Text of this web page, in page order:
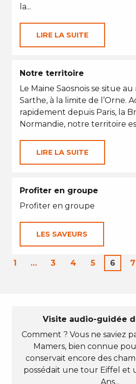
la...
LIRE LA SUITE
Notre territoire
Le Maine Saosnois se situe
Sarthe, à la limite de l’Orne.
rapidement depuis Paris, la
Normandie, notre territoire
LIRE LA SUITE
Profiter en groupe
Profiter en groupe
LES SAVEURS
1 … 3 4 5 6 7
Visite audio-guidée
Comment ? Vous ne saviez
Mamers, bien connue
conservait encore des
possédait une tour Eiffel et
Ans...